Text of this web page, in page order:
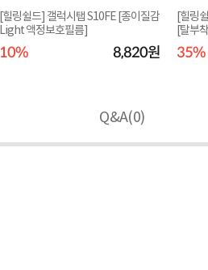
[힐링쉴드] 갤럭시탭 S10FE [종이질감
Light 액정보호필름]
10% 8,820원
[힐링
[탈부
35%
Q&A(0)